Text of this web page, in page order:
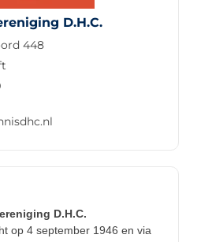
D.H.C.
448
D.H.C.
op 4 september 1946 en via